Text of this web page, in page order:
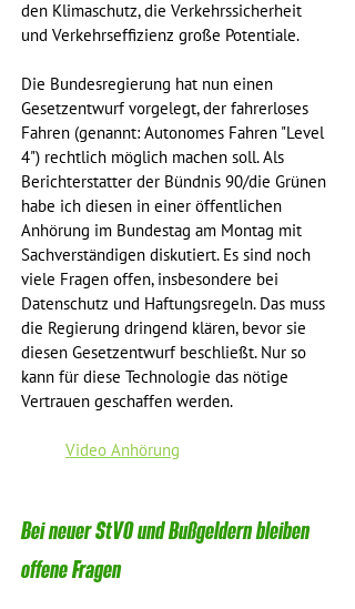
den Klimaschutz, die Verkehrssicherheit
und Verkehrseffizienz große Potentiale.
Die Bundesregierung hat nun einen
Gesetzentwurf vorgelegt, der fahrerloses
Fahren (genannt: Autonomes Fahren "Level
4") rechtlich möglich machen soll. Als
Berichterstatter der Bündnis 90/die Grünen
habe ich diesen in einer öffentlichen
Anhörung im Bundestag am Montag mit
Sachverständigen diskutiert. Es sind noch
viele Fragen offen, insbesondere bei
Datenschutz und Haftungsregeln. Das muss
die Regierung dringend klären, bevor sie
diesen Gesetzentwurf beschließt. Nur so
kann für diese Technologie das nötige
Vertrauen geschaffen werden.
Video Anhörung
Bei neuer StVO und Bußgeldern bleiben
offene Fragen